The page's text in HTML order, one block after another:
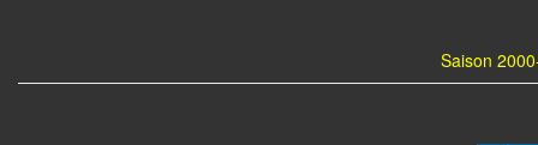
Saison